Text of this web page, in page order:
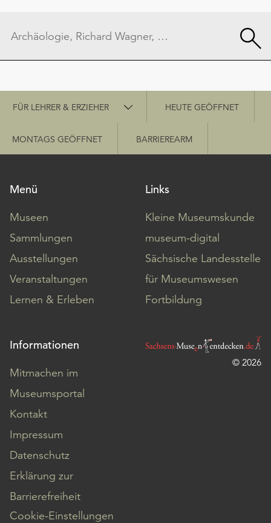
Schnellzugriff
FÜR LEHRER & ERZIEHER HEUTE GEÖFFNET
MONTAGS GEÖFFNET BARRIEREARM
Menü
Museen
Sammlungen
Ausstellungen
Veranstaltungen
Lernen & Erleben
Links
Kleine Museumskunde
museum-digital
Sächsische Landesstelle
für Museumswesen
Fortbildung
Informationen
Mitmachen im
Museumsportal
Kontakt
Impressum
Datenschutz
Erklärung zur
Barrierefreiheit
Cookie-Einstellungen
© 2026